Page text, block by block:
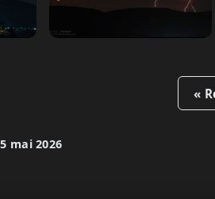
«
mai 2026